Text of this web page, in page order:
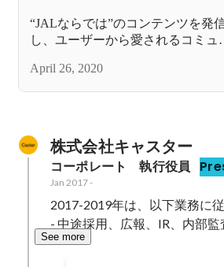
“JALならでは”のコンテンツを発
し、ユーザーから愛されるコミュ
April 26, 2020
株式会社キャスター
コーポレート　執行役員
Jan 2017-
2017-2019年は、以下業務に従
- 中途採用、広報、IR、内部監
See more